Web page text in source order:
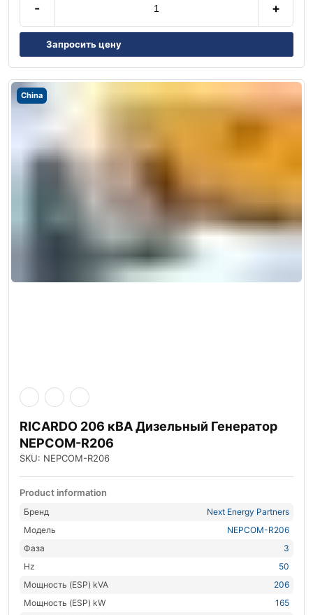
- +
Запросить цену
China
RICARDO 206 кВА Дизельный Генератор
NEPCOM-R206
SKU: NEPCOM-R206
Product information
Бренд
Next Energy Partners
Модель
NEPCOM-R206
Фаза
3
Hz
50
Мощность (ESP) kVA
206
Мощность (ESP) kW
165